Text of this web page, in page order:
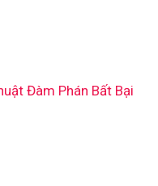
Đàm Phán Bất Bại